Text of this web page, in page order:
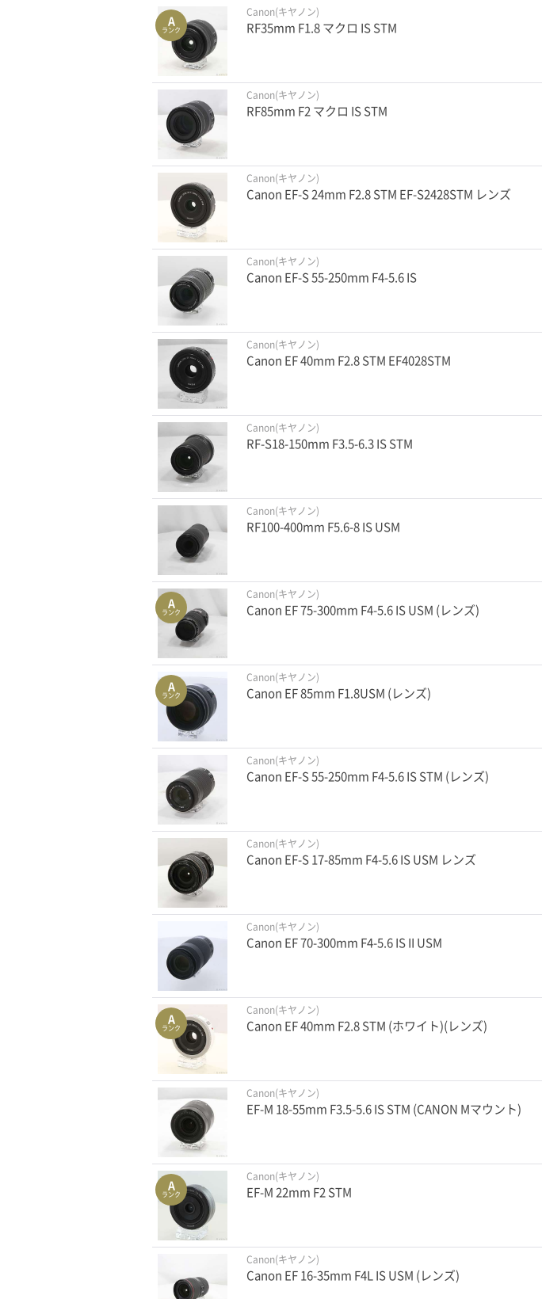
A
ランク
Canon(キヤノン)
RF35mm F1.8 マクロ IS STM
Canon(キヤノン)
RF85mm F2 マクロ IS STM
Canon(キヤノン)
Canon EF-S 24mm F2.8 STM EF-S2428STM レンズ
Canon(キヤノン)
Canon EF-S 55-250mm F4-5.6 IS
Canon(キヤノン)
Canon EF 40mm F2.8 STM EF4028STM
Canon(キヤノン)
RF-S18-150mm F3.5-6.3 IS STM
Canon(キヤノン)
RF100-400mm F5.6-8 IS USM
A
ランク
Canon(キヤノン)
Canon EF 75-300mm F4-5.6 IS USM (レンズ)
A
ランク
Canon(キヤノン)
Canon EF 85mm F1.8USM (レンズ)
Canon(キヤノン)
Canon EF-S 55-250mm F4-5.6 IS STM (レンズ)
Canon(キヤノン)
Canon EF-S 17-85mm F4-5.6 IS USM レンズ
Canon(キヤノン)
Canon EF 70-300mm F4-5.6 IS II USM
A
ランク
Canon(キヤノン)
Canon EF 40mm F2.8 STM (ホワイト)(レンズ)
Canon(キヤノン)
EF-M 18-55mm F3.5-5.6 IS STM (CANON Mマウント)
A
ランク
Canon(キヤノン)
EF-M 22mm F2 STM
Canon(キヤノン)
Canon EF 16-35mm F4L IS USM (レンズ)